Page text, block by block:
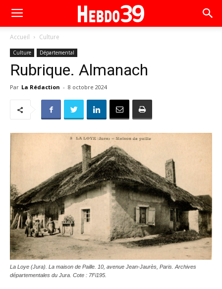
Accueil Culture
Culture Départemental
Rubrique. Almanach
Par La Rédaction - 8 octobre 2024
La Loye (Jura). La maison de Paille. 10, avenue Jean-Jaurès, Paris. Archives
départementales du Jura. Cote : 7Fi195.